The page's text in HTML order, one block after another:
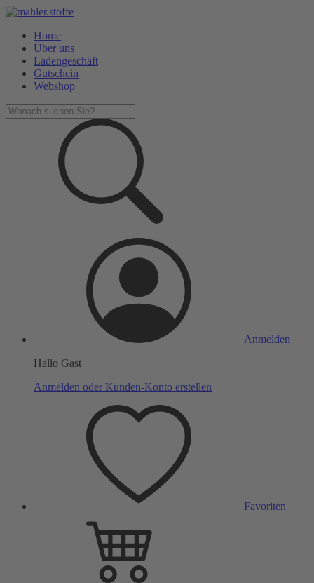
Home
Über uns
Ladengeschäft
Gutschein
Webshop
Anmelden
Hallo Gast
Anmelden oder Kunden-Konto erstellen
Favoriten